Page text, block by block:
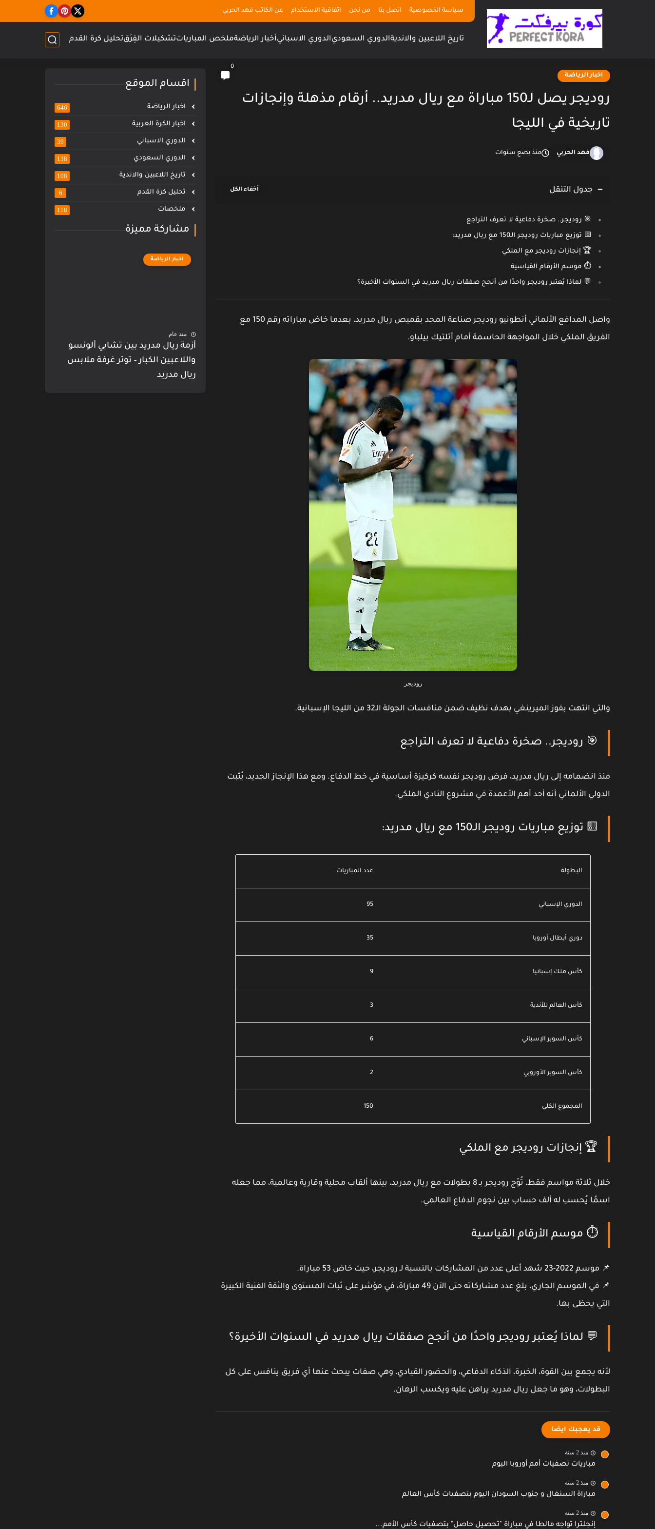
سياسة الخصوصية اتصل بنا من نحن اتفاقية الاستخدام عن الكاتب فهد الحربي
تاريخ اللاعبين والانديةالدوري السعوديالدوري الاسبانيأخبار الرياضةملخص المبارياتتشكيلات الفِرَقتحليل كرة القدم
اخبار الرياضة
0
روديجر يصل لـ150 مباراة مع ريال مدريد.. أرقام مذهلة وإنجازات
تاريخية في الليجا
فهد الحربي منذ بضع سنوات
جدول التنقل
🎯 روديجر.. صخرة دفاعية لا تعرف التراجع
🟨 توزيع مباريات روديجر الـ150 مع ريال مدريد:
🏆 إنجازات روديجر مع الملكي
⏱️ موسم الأرقام القياسية
💬 لماذا يُعتبر روديجر واحدًا من أنجح صفقات ريال مدريد في السنوات الأخيرة؟
واصل المدافع الألماني أنطونيو روديجرصناعة المجد بقميص ريال مدريد، بعدما خاض مباراته رقم 150 مع
الفريق الملكي خلال المواجهة الحاسمة أمام أتلتيك بيلباو.
روديجر
والتي انتهت بفوزالميرينغي بهدف نظيف ضمن منافسات الجولة الـ32 من الليجا الإسبانية.
🎯 روديجر.. صخرة دفاعية لا تعرف التراجع
منذ انضمامه إلى ريال مدريد، فرض روديجرنفسه كركيزة أساسية في خط الدفاع. ومع هذا الإنجاز الجديد، يُثبت
الدولي الألماني أنه أحد أهم الأعمدة في مشروع النادي الملكي.
🟨 توزيع مباريات روديجر الـ150 مع ريال مدريد:
البطولة عدد المباريات
الدوري الإسباني 95
دوري أبطال أوروبا 35
كأس ملك إسبانيا 9
كأس العالم للأندية 3
كأس السوبر الإسباني 6
كأس السوبر الأوروبي 2
المجموع الكلي 150
🏆 إنجازات روديجر مع الملكي
خلال ثلاثة مواسم فقط، تُوّج روديجربـ8 بطولات مع ريال مدريد، بينها ألقاب محلية وقارية وعالمية، مما جعله
اسمًا يُحسب له ألف حساب بين نجوم الدفاع العالمي.
⏱️ موسم الأرقام القياسية
📌 موسم 2022-23 شهد أعلى عدد من المشاركات بالنسبة لـ روديجر، حيث خاض 53 مباراة
.
📌 في الموسم الجاري، بلغ عدد مشاركاته حتى الآن 49 مباراة
، في مؤشر على ثبات المستوى والثقة الفنية الكبيرة
التي يحظى بها.
💬 لماذا يُعتبر روديجر واحدًا من أنجح صفقات ريال مدريد في السنوات الأخيرة؟
لأنه يجمع بين القوة، الخبرة، الذكاء الدفاعي، والحضور القيادي، وهي صفات يبحث عنها أي فريق ينافس على كل
البطولات، وهو ما جعل ريال مدريد يراهن عليه ويكسب الرهان.
قد يعجبك ايضا
منذ 2 سنة
مباريات تصفيات أمم أوروبا اليوم
منذ 2 سنة
مباراة السنغال و جنوب السودان اليوم بتصفيات كأس العالم
منذ 2 سنة
إنجلترا تواجه مالطا في مباراة "تحصيل حاصل" بتصفيات كأس الأمم...
اقسام الموقع
اخبار الرياضة 646
اخبار الكرة العربية 130
الدوري الاسباني 39
الدوري السعودي 138
تاريخ اللاعبين والاندية 108
تحليل كرة القدم 6
ملخصات 118
مشاركة مميزة
اخبار الرياضة
منذ عام
أزمة ريال مدريد بين تشابي ألونسو
واللاعبين الكبار – توتر غرفة ملابس
ريال مدريد